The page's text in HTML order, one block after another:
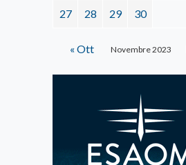
Novembre 2023
27 28 29 30
« Ott